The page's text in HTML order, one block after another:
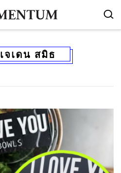
เจเดน สมิธ